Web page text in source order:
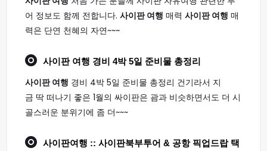
어 정보도 함께 전합니다. 사이판 여행 매력 사이판 여행 매
력은 단연 천혜의 자연~~~
사이판 여행 경비 4박 5일 준비물 총정리
사이판 여행 경비 4박 5일 준비물 총정리 건기라서 지
금 딱 떠나기 좋은 1월의 싸이판은 괌과 비슷하면서도 더 시
골스러운 분위기에 좀 더~~~
사이판여행 :: 사이판북부투어 & 공항 픽업드랍 택